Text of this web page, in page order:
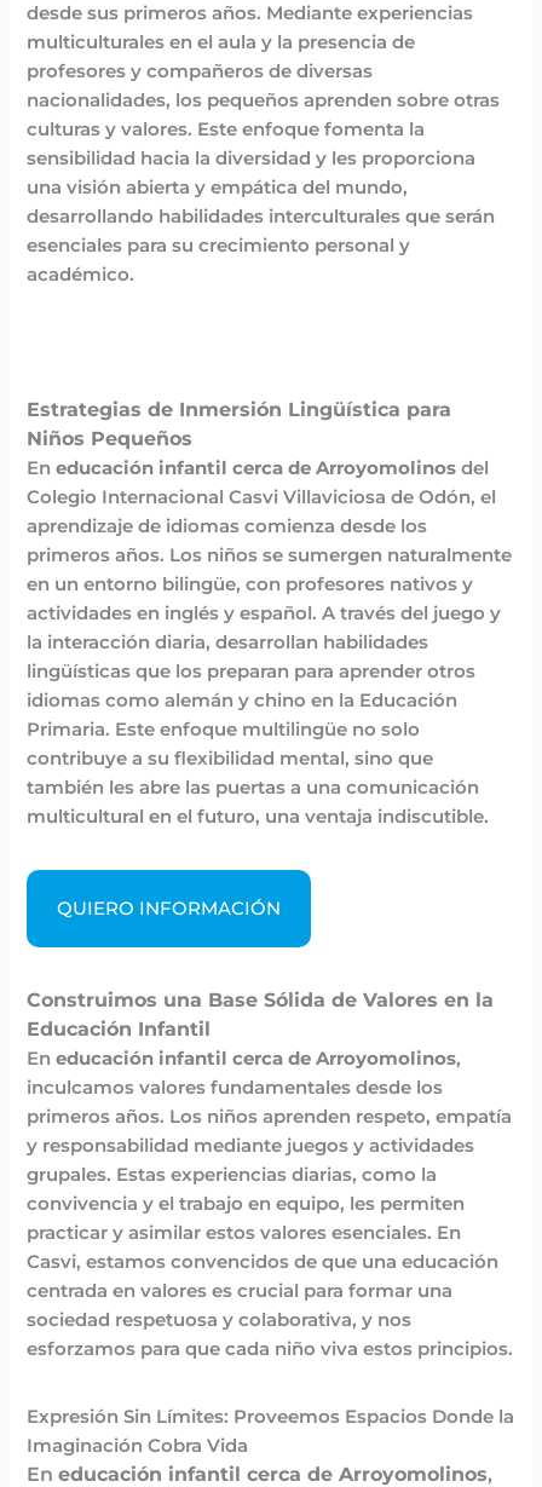
desde sus primeros años. Mediante experiencias
multiculturales en el aula y la presencia de
profesores y compañeros de diversas
nacionalidades, los pequeños aprenden sobre otras
culturas y valores. Este enfoque fomenta la
sensibilidad hacia la diversidad y les proporciona
una visión abierta y empática del mundo,
desarrollando habilidades interculturales que serán
esenciales para su crecimiento personal y
académico.
Estrategias de Inmersión Lingüística para
Niños Pequeños
Eneducación infantil cerca de Arroyomolinos del
Colegio Internacional Casvi Villaviciosa de Odón, el
aprendizaje de idiomas comienza desde los
primeros años. Los niños se sumergen naturalmente
en un entorno bilingüe, con profesores nativos y
actividades en inglés y español. A través del juego y
la interacción diaria, desarrollan habilidades
lingüísticas que los preparan para aprender otros
idiomas como alemán y chino en la Educación
Primaria. Este enfoque multilingüe no solo
contribuye a su flexibilidad mental, sino que
también les abre las puertas a una comunicación
multicultural en el futuro, una ventaja indiscutible.
QUIERO INFORMACIÓN
Construimos una Base Sólida de Valores en la
Educación Infantil
Eneducación infantil cerca de Arroyomolinos,
inculcamos valores fundamentales desde los
primeros años. Los niños aprenden respeto, empatía
y responsabilidad mediante juegos y actividades
grupales. Estas experiencias diarias, como la
convivencia y el trabajo en equipo, les permiten
practicar y asimilar estos valores esenciales. En
Casvi, estamos convencidos de que una educación
centrada en valores es crucial para formar una
sociedad respetuosa y colaborativa, y nos
esforzamos para que cada niño viva estos principios.
Expresión Sin Límites: Proveemos Espacios Donde la
Imaginación Cobra Vida
Eneducación infantil cerca de Arroyomolinos,